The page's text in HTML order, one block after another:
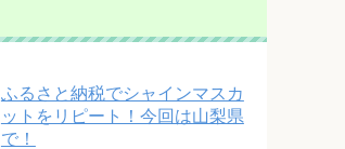
ふるさと納税でシャインマスカ
ットをリピート！今回は山梨県
で！